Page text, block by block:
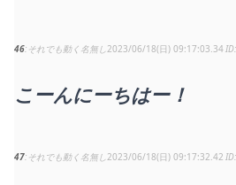
46 それでも動く名無し2023/06/18(日) 09:17:03.34
こーんにーちはー！
47 それでも動く名無し2023/06/18(日) 09:17:32.42